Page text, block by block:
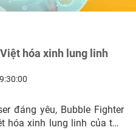
hóa xinh lung linh
đáng yêu, Bubble Fighter
hóa xinh lung linh của tựa